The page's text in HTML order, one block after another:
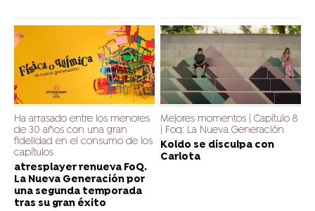
Ha arrasado entre los menores
de 30 años con una gran
fidelidad en el consumo de los
capítulos
atresplayer renueva FoQ.
La Nueva Generación por
una segunda temporada
tras su gran éxito
Mejores momentos | Capítulo 8
| Foq: La Nueva Generación
Koldo se disculpa con
Carlota